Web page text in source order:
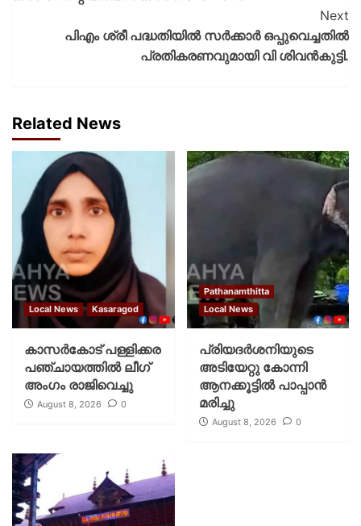
Next
പിഎം ശ്രീ പദ്ധതിയിൽ സർക്കാർ ഒപ്പുവെച്ചതിൽ
പ്രതികരണവുമായി വി ശിവൻകുട്ടി.
Related News
Local News Kasaragod
കാസര്‍കോട് പള്ളിക്കര
പഞ്ചായത്തില്‍ ലീഗ്
അംഗം രാജിവെച്ചു
August 8, 2026 0
Pathanamthitta
Local News
പ്രിയദര്‍ശനിയുടെ
അടിയേറ്റു കോന്നി
ആനക്കൂട്ടില്‍ പാപ്പാൻ
മരിച്ചു
August 8, 2026 0